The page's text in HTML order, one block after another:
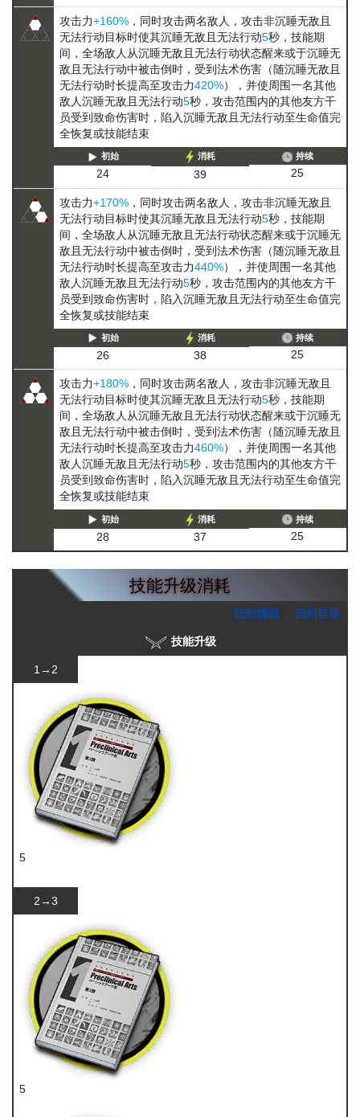
攻击力+160% ，同时攻击两名敌人，攻击非沉睡无敌且
无法行动目标时使其沉睡无敌且无法行动5秒，技能期
间，全场敌人从沉睡无敌且无法行动状态醒来或于沉睡无
敌且无法行动中被击倒时，受到法术伤害（随沉睡无敌且
无法行动时长提高至攻击力420%），并使周围一名其他
敌人沉睡无敌且无法行动5秒，攻击范围内的其他友方干
员受到致命伤害时，陷入沉睡无敌且无法行动至生命值完
全恢复或技能结束
初始
24
消耗
39
持续
25
攻击力+170% ，同时攻击两名敌人，攻击非沉睡无敌且
无法行动目标时使其沉睡无敌且无法行动5秒，技能期
间，全场敌人从沉睡无敌且无法行动状态醒来或于沉睡无
敌且无法行动中被击倒时，受到法术伤害（随沉睡无敌且
无法行动时长提高至攻击力440%），并使周围一名其他
敌人沉睡无敌且无法行动5秒，攻击范围内的其他友方干
员受到致命伤害时，陷入沉睡无敌且无法行动至生命值完
全恢复或技能结束
初始
26
消耗
38
持续
25
攻击力+180% ，同时攻击两名敌人，攻击非沉睡无敌且
无法行动目标时使其沉睡无敌且无法行动5秒，技能期
间，全场敌人从沉睡无敌且无法行动状态醒来或于沉睡无
敌且无法行动中被击倒时，受到法术伤害（随沉睡无敌且
无法行动时长提高至攻击力460%），并使周围一名其他
敌人沉睡无敌且无法行动5秒，攻击范围内的其他友方干
员受到致命伤害时，陷入沉睡无敌且无法行动至生命值完
全恢复或技能结束
初始
28
消耗
37
持续
25
技能升级消耗
回到顶部 回到目录
技能升级
1→2
5
2→3
5